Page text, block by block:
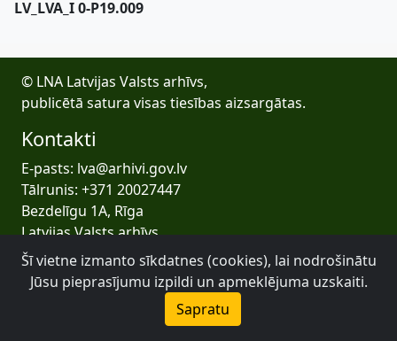
LV_LVA_I 0-P19.009
© LNA Latvijas Valsts arhīvs,
publicētā satura visas tiesības aizsargātas.
Kontakti
E-pasts: lva@arhivi.gov.lv
Tālrunis: +371 20027447
Bezdelīgu 1A, Rīga
Latvijas Valsts arhīvs
Šī vietne izmanto sīkdatnes (cookies), lai nodrošinātu
Jūsu pieprasījumu izpildi un apmeklējuma uzskaiti.
Sapratu